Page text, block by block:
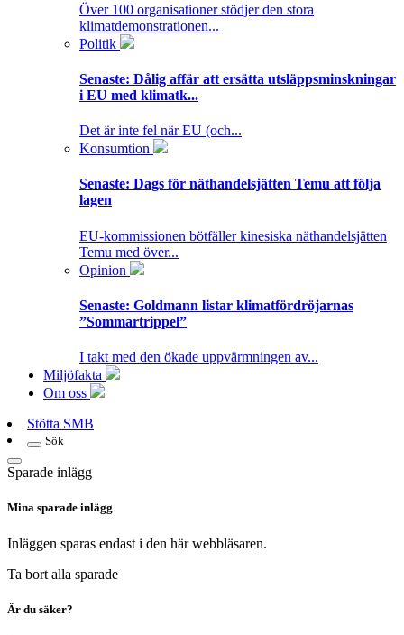
Över 100 organisationer stödjer den stora
klimatdemonstrationen...
Politik
Senaste: Dålig affär att ersätta utsläppsminskningar
i EU med klimatk...
Det är inte fel när EU (och...
Konsumtion
Senaste: Dags för näthandelsjätten Temu att följa
lagen
EU-kommissionen bötfäller kinesiska näthandelsjätten
Temu med över...
Opinion
Senaste: Goldmann listar klimatfördröjarnas
”Sommartrippel”
I takt med den ökade uppvärmningen av...
Miljöfakta
Om oss
Stötta SMB
Sök
Sparade inlägg
Mina sparade inlägg
Inläggen sparas endast i den här webbläsaren.
Ta bort alla sparade
Är du säker?